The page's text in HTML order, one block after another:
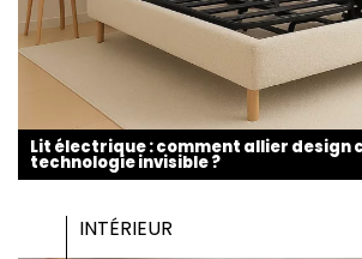
Lit électrique : comment allier design
technologie invisible ?
INTÉRIEUR